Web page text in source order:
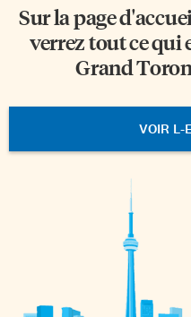
Sur la page
verrez tout ce qui
Grand
VOIR L-